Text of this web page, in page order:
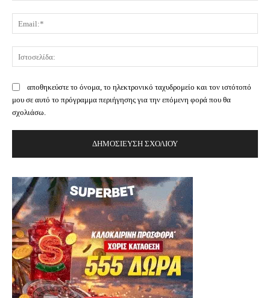
αποθηκεύστε το όνομα, το ηλεκτρονικό ταχυδρομείο και τον ιστότοπό
μου σε αυτό το πρόγραμμα περιήγησης για την επόμενη φορά που θα
σχολιάσω.